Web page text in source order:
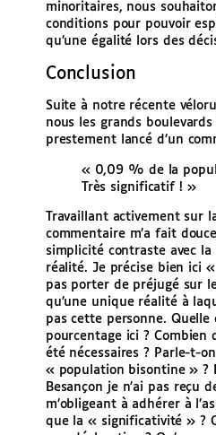
minoritaires, nous
conditions pour pouvoir
qu’une égalité lors des
Conclusion
Suite à notre récente
nous les grands
prestement lancé d’un
« 0,09 % de la
Très significatif ! »
Travaillant activement sur
commentaire m’a fait
simplicité contraste avec la
réalité. Je précise bien ici
pas porter de préjugé sur
qu’une unique réalité à
pas cette personne.
pourcentage ici ? Combien
été nécessaires ? Parle-t-
« population bisontine » ?
Besançon je n’ai pas reçu
m’obligeant à adhérer à
que la « significativité » ?